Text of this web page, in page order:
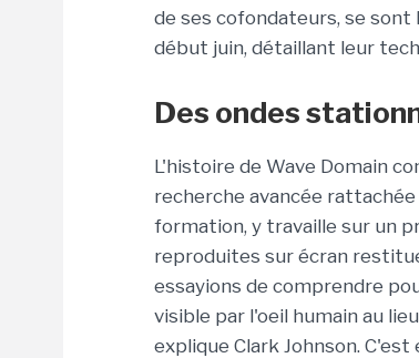
de ses cofondateurs, se sont
début juin, détaillant leur
Des ondes
L'histoire de Wave Domain
recherche avancée
formation, y travaille sur un
reproduites sur écran
essayions de comprendre
visible par l'oeil humain au
explique Clark Johnson.